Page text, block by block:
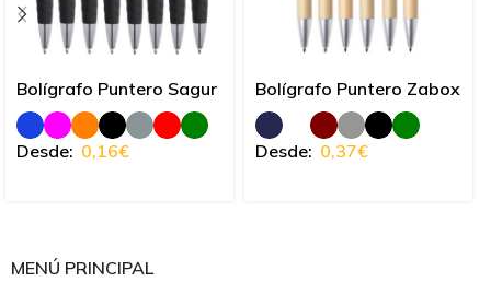
Bolígrafo Puntero Sagur
Desde: 0,16€
Bolígrafo Puntero Zabox
Desde: 0,37€
MENÚ PRINCIPAL